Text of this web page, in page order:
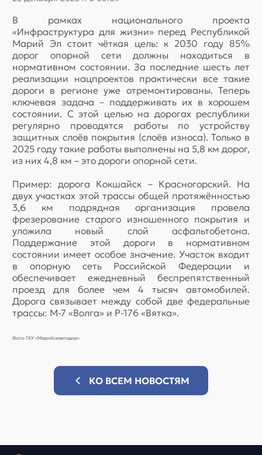
В рамках национального проекта
«Инфраструктура для жизни» перед Республикой
Марий Эл стоит чёткая цель: к 2030 году 85%
дорог опорной сети должны находиться в
нормативном состоянии. За последние шесть лет
реализации нацпроектов практически все такие
дороги в регионе уже отремонтированы. Теперь
ключевая задача – поддерживать их в хорошем
состоянии. С этой целью на дорогах республики
регулярно проводятся работы по устройству
защитных слоёв покрытия (слоёв износа). Только в
2025 году такие работы выполнены на 5,8 км дорог,
из них 4,8 км – это дороги опорной сети.
Пример: дорога Кокшайск – Красногорский. На
двух участках этой трассы общей протяжённостью
3,6 км подрядная организация провела
фрезерование старого изношенного покрытия и
уложила новый слой асфальтобетона.
Поддержание этой дороги в нормативном
состоянии имеет особое значение. Участок входит
в опорную сеть Российской Федерации и
обеспечивает ежедневный беспрепятственный
проезд для более чем 4 тысяч автомобилей.
Дорога связывает между собой две федеральные
трассы: М-7 «Волга» и Р-176 «Вятка».
Фото ГКУ «Марийскавтодор»
КО ВСЕМ НОВОСТЯМ